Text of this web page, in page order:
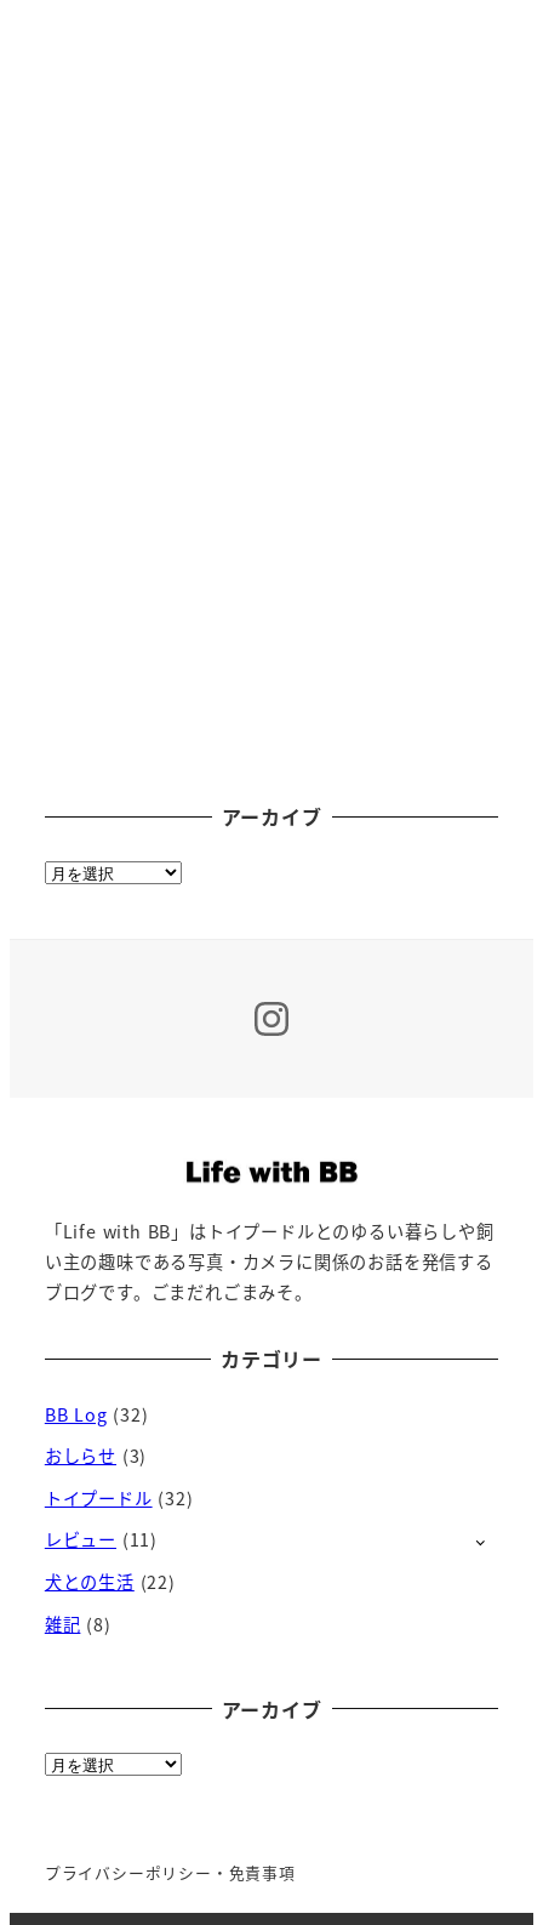
アーカイブ
ア
Insta
「Life with BB」はトイプードルとのゆるい暮らしや飼
い主の趣味である写真・カメラに関係のお話を発信する
ブログです。ごまだれごまみそ。
カテゴリー
BB Log (32)
おしらせ (3)
トイプードル (32)
レビュー (11)
犬との生活 (22)
雑記 (8)
アーカイブ
ア
ブ
プライバシーポリシー・免責事項